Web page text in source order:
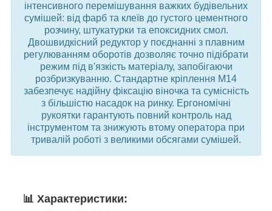
інтенсивного перемішування важких будівельних
сумішей: від фарб та клеїв до густого цементного
розчину, штукатурки та епоксидних смол.
Двошвидкісний редуктор у поєднанні з плавним
регулюванням оборотів дозволяє точно підібрати
режим під в'язкість матеріалу, запобігаючи
розбризкуванню. Стандартне кріплення M14
забезпечує надійну фіксацію віночка та сумісність
з більшістю насадок на ринку. Ергономічні
рукоятки гарантують повний контроль над
інструментом та знижують втому оператора при
тривалій роботі з великими обсягами сумішей.
📊 Характеристики: